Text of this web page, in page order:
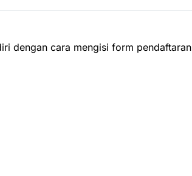
dengan cara mengisi form pendaftaran